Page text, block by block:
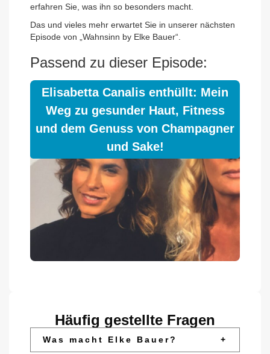
erfahren Sie, was ihn so besonders macht.
Das und vieles mehr erwartet Sie in unserer nächsten
Episode von „Wahnsinn by Elke Bauer“.
Passend zu dieser Episode:
Elisabetta Canalis enthüllt: Mein
Weg zu gesunder Haut, Fitness
und dem Genuss von Champagner
und Sake!
Häufig gestellte Fragen
Was macht Elke Bauer? +